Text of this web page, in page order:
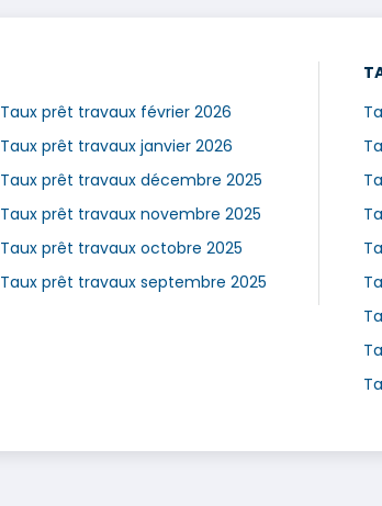
Taux prêt travaux février 2026
Taux prêt travaux janvier 2026
Taux prêt travaux décembre 2025
Taux prêt travaux novembre 2025
Taux prêt travaux octobre 2025
Taux prêt travaux septembre 2025